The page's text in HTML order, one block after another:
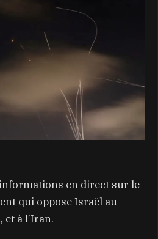
en direct sur le
qui oppose Israël au
et à l’Iran.